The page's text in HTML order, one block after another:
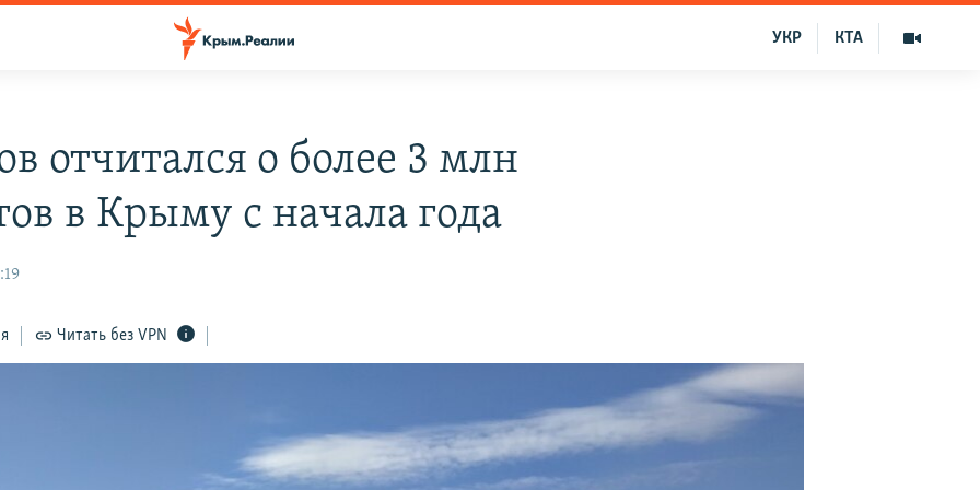
КТА
УКР
отчитался о более 3 млн
в Крыму с начала года
Читать без VPN